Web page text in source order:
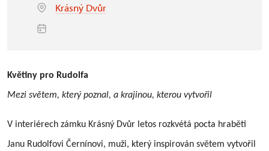
Krásný Dvůr
Květiny pro Rudolfa
Mezi světem, který poznal, a krajinou, kterou vytvořil
V interiérech zámku Krásný Dvůr letos rozkvétá pocta hraběti
Janu Rudolfovi Černínovi, muži, který inspirován světem vytvořil